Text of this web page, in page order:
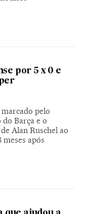
por 5 x 0 e
pelo
Barça e o
Alan Ruschel ao
meses após